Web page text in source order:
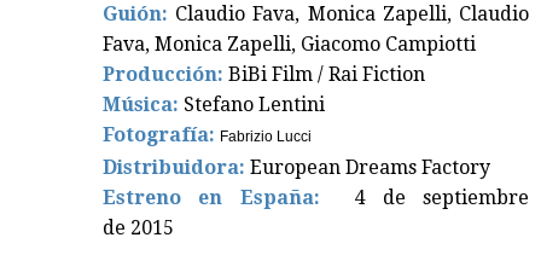
Guión: Claudio Fava, Monica Zapelli, Claudio
Fava, Monica Zapelli, Giacomo Campiotti
Producción: BiBi Film / Rai Fiction
Música: Stefano Lentini
Fotografía: Fabrizio Lucci
Distribuidora: European Dreams Factory
Estreno en España: 4 de septiembre
de 2015